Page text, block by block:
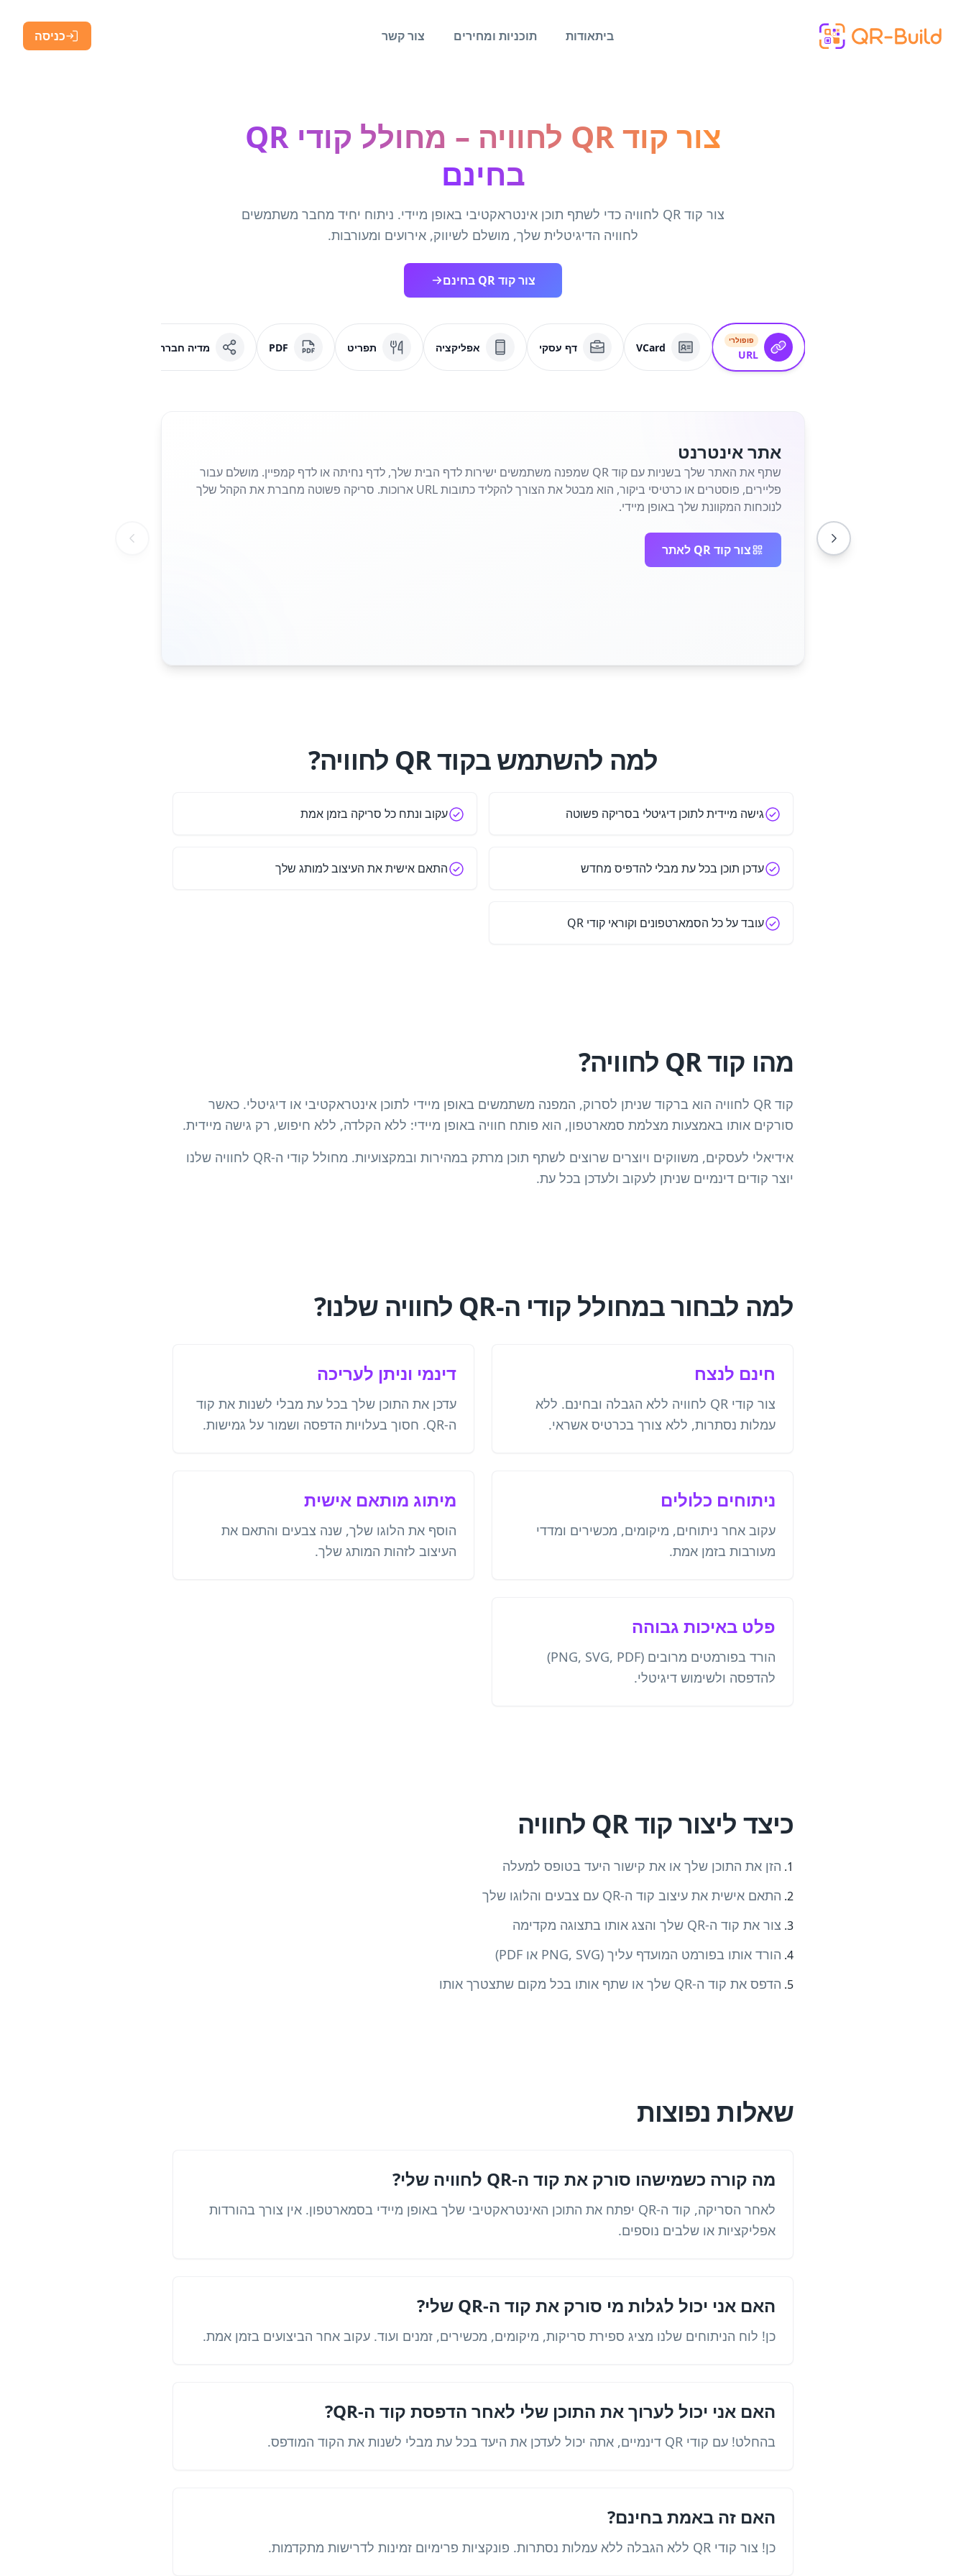
ביתאודות תוכניות ומחירים צור קשר כניסה
צור קוד QR לחוויה – מחולל קודי QR
בחינם
צור קוד QR לחוויה כדי לשתף תוכן אינטראקטיבי באופן מיידי. ניתוח יחיד מחבר משתמשים
לחוויה הדיגיטלית שלך, מושלם לשיווק, אירועים ומעורבות.
צור קוד QR בחינם
פופולרי
URL
VCard דף עסקי אפליקציה תפריט PDF מדיה חברתית
אתר אינטרנט
שתף את האתר שלך בשניות עם קוד QR שמפנה משתמשים ישירות לדף הבית שלך, לדף נחיתה או לדף קמפיין. מושלם עבור
פליירים, פוסטרים או כרטיסי ביקור, הוא מבטל את הצורך להקליד כתובות URL ארוכות. סריקה פשוטה מחברת את הקהל שלך
לנוכחות המקוונת שלך באופן מיידי.
צור קוד QR לאתר
למה להשתמש בקוד QR לחוויה?
גישה מיידית לתוכן דיגיטלי בסריקה פשוטה עקוב ונתח כל סריקה בזמן אמת
עדכן תוכן בכל עת מבלי להדפיס מחדש התאם אישית את העיצוב למותג שלך
עובד על כל הסמארטפונים וקוראי קודי QR
מהו קוד QR לחוויה?
קוד QR לחוויה הוא ברקוד שניתן לסרוק, המפנה משתמשים באופן מיידי לתוכן אינטראקטיבי או דיגיטלי. כאשר
סורקים אותו באמצעות מצלמת סמארטפון, הוא פותח חוויה באופן מיידי: ללא הקלדה, ללא חיפוש, רק גישה מיידית.
אידיאלי לעסקים, משווקים ויוצרים שרוצים לשתף תוכן מרתק במהירות ובמקצועיות. מחולל קודי ה-QR לחוויה שלנו
יוצר קודים דינמיים שניתן לעקוב ולעדכן בכל עת.
למה לבחור במחולל קודי ה-QR לחוויה שלנו?
חינם לנצח
צור קודי QR לחוויה ללא הגבלה ובחינם. ללא
עמלות נסתרות, ללא צורך בכרטיס אשראי.
דינמי וניתן לעריכה
עדכן את התוכן שלך בכל עת מבלי לשנות את קוד
ה-QR. חסוך בעלויות הדפסה ושמור על גמישות.
ניתוחים כלולים
עקוב אחר ניתוחים, מיקומים, מכשירים ומדדי
מעורבות בזמן אמת.
מיתוג מותאם אישית
הוסף את הלוגו שלך, שנה צבעים והתאם את
העיצוב לזהות המותג שלך.
פלט באיכות גבוהה
הורד בפורמטים מרובים (PNG, SVG, PDF)
להדפסה ולשימוש דיגיטלי.
כיצד ליצור קוד QR לחוויה
הזן את התוכן שלך או את קישור היעד בטופס למעלה
התאם אישית את עיצוב קוד ה-QR עם צבעים והלוגו שלך
צור את קוד ה-QR שלך והצג אותו בתצוגה מקדימה
הורד אותו בפורמט המועדף עליך (PNG, SVG או PDF)
הדפס את קוד ה-QR שלך או שתף אותו בכל מקום שתצטרך אותו
שאלות נפוצות
מה קורה כשמישהו סורק את קוד ה-QR לחוויה שלי?
לאחר הסריקה, קוד ה-QR יפתח את התוכן האינטראקטיבי שלך באופן מיידי בסמארטפון. אין צורך בהורדות
אפליקציות או שלבים נוספים.
האם אני יכול לגלות מי סורק את קוד ה-QR שלי?
כן! לוח הניתוחים שלנו מציג ספירת סריקות, מיקומים, מכשירים, זמנים ועוד. עקוב אחר הביצועים בזמן אמת.
האם אני יכול לערוך את התוכן שלי לאחר הדפסת קוד ה-QR?
בהחלט! עם קודי QR דינמיים, אתה יכול לעדכן את היעד בכל עת מבלי לשנות את הקוד המודפס.
האם זה באמת בחינם?
כן! צור קודי QR ללא הגבלה ללא עמלות נסתרות. פונקציות פרימיום זמינות לדרישות מתקדמות.